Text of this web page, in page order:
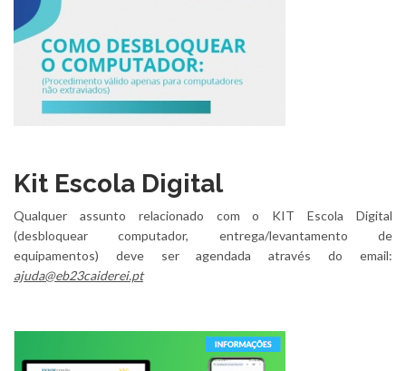
Kit Escola Digital
Qualquer assunto relacionado com o KIT Escola Digital
(desbloquear computador, entrega/levantamento de
equipamentos) deve ser agendada através do email:
ajuda@eb23caiderei.pt